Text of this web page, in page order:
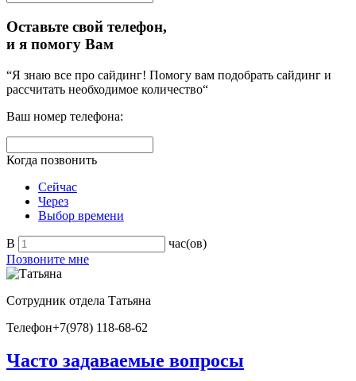
Оставьте свой телефон,
и я помогу Вам
“Я знаю все про сайдинг! Помогу вам подобрать сайдинг и
рассчитать необходимое количество“
Ваш номер телефона:
Когда позвонить
Сейчас
Через
Выбор времени
В
час(ов)
Позвоните мне
Сотрудник отдела Татьяна
Телефон+7(978) 118-68-62
Часто задаваемые вопросы